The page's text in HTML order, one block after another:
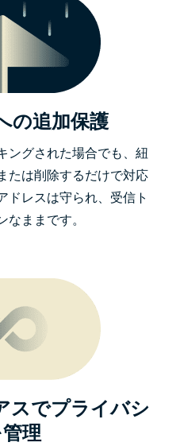
の追加保護
ングされた場合でも、紐
たは削除するだけで対応
ドレスは守られ、受信ト
なままです。
スでプライバシ
理